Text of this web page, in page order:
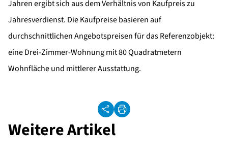
Jahren ergibt sich aus dem Verhältnis von Kaufpreis zu
Jahresverdienst. Die Kaufpreise basieren auf
durchschnittlichen Angebotspreisen für das Referenzobjekt:
eine Drei-Zimmer-Wohnung mit 80 Quadratmetern
Wohnfläche und mittlerer Ausstattung.
Weitere Artikel